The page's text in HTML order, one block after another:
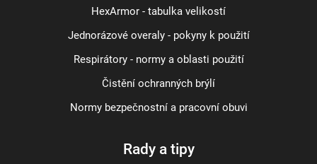
HexArmor - tabulka velikostí
Jednorázové overaly - pokyny k použití
Respirátory - normy a oblasti použití
Čistění ochranných brýlí
Normy bezpečnostní a pracovní obuvi
Rady a tipy